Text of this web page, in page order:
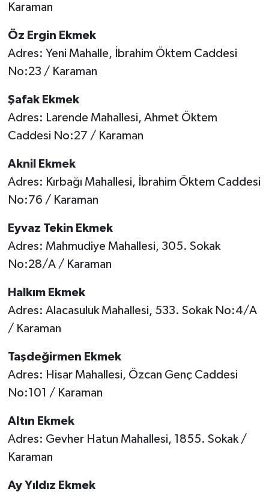
Karaman
Öz Ergin Ekmek
Adres: Yeni Mahalle, İbrahim Öktem Caddesi
No:23 / Karaman
Şafak Ekmek
Adres: Larende Mahallesi, Ahmet Öktem
Caddesi No:27 / Karaman
Aknil Ekmek
Adres: Kırbağı Mahallesi, İbrahim Öktem Caddesi
No:76 / Karaman
Eyvaz Tekin Ekmek
Adres: Mahmudiye Mahallesi, 305. Sokak
No:28/A / Karaman
Halkım Ekmek
Adres: Alacasuluk Mahallesi, 533. Sokak No:4/A
/ Karaman
Taşdeğirmen Ekmek
Adres: Hisar Mahallesi, Özcan Genç Caddesi
No:101 / Karaman
Altın Ekmek
Adres: Gevher Hatun Mahallesi, 1855. Sokak /
Karaman
Ay Yıldız Ekmek